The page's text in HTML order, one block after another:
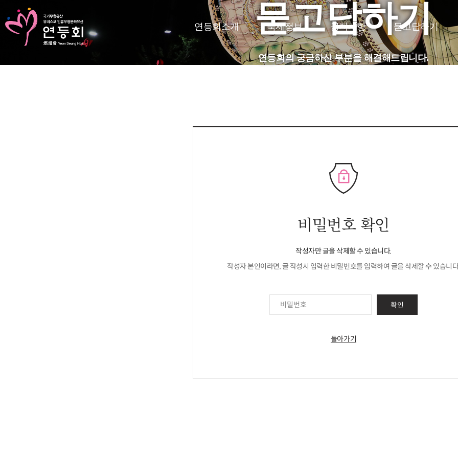
연등회소개 축제정보 공지사항
묻고답하기
KR
JP CH FR
묻고답하기
연등회의 궁금하신 부분을 해결해드립니다.
비밀번호 확인
작성자만 글을 삭제할 수 있습니다.
작성자 본인이라면, 글 작성시 입력한 비밀번호를 입력하여 글을 삭제할 수 있습니
확인
돌아가기